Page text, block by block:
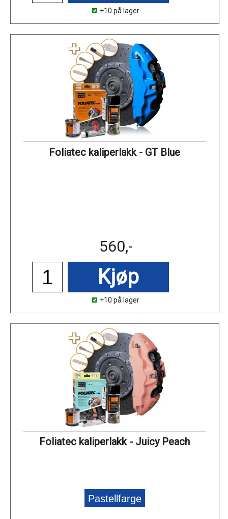
+10 på lager
Foliatec kaliperlakk - GT Blue
560,-
Kjøp
+10 på lager
Foliatec kaliperlakk - Juicy Peach
Pastellfarge